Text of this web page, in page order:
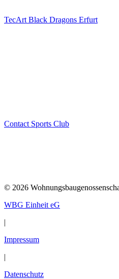
TecArt Black Dragons Erfurt
Contact Sports Club
© 2026
WBG Einheit eG
|
Impressum
|
Datenschutz